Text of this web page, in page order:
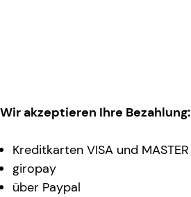
Wir akzeptieren Ihre Bezahlung:
Kreditkarten VISA und MASTER
giropay
über Paypal